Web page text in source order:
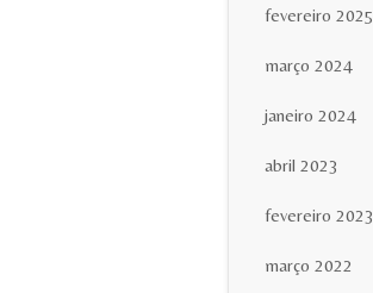
fevereiro 2025
março 2024
janeiro 2024
abril 2023
fevereiro 2023
março 2022